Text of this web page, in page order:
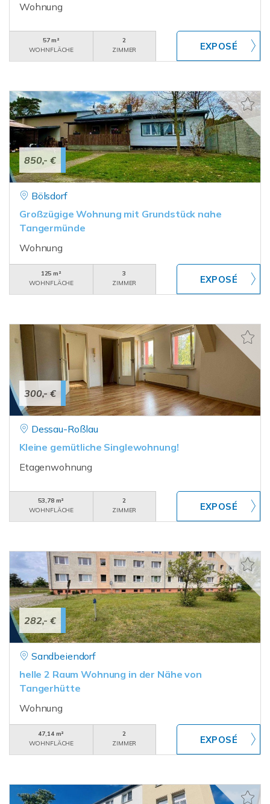
Wohnung
57 m²
WOHNFLÄCHE
2
ZIMMER
850,- €
Bölsdorf
Großzügige Wohnung mit Grundstück nahe
Tangermünde
Wohnung
125 m²
WOHNFLÄCHE
3
ZIMMER
300,- €
Dessau-Roßlau
Kleine gemütliche Singlewohnung!
Etagenwohnung
53,78 m²
WOHNFLÄCHE
2
ZIMMER
282,- €
Sandbeiendorf
helle 2 Raum Wohnung in der Nähe von
Tangerhütte
Wohnung
47,14 m²
WOHNFLÄCHE
2
ZIMMER